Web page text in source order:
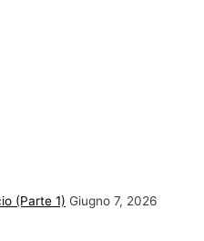
(Parte 1) Giugno 7, 2026